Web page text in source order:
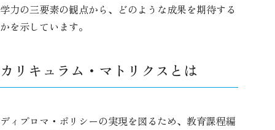
学力の三要素の観点から、どのような成果を期待する
かを示しています。
カリキュラム・マトリクスとは
ディプロマ・ポリシーの実現を図るため、教育課程編